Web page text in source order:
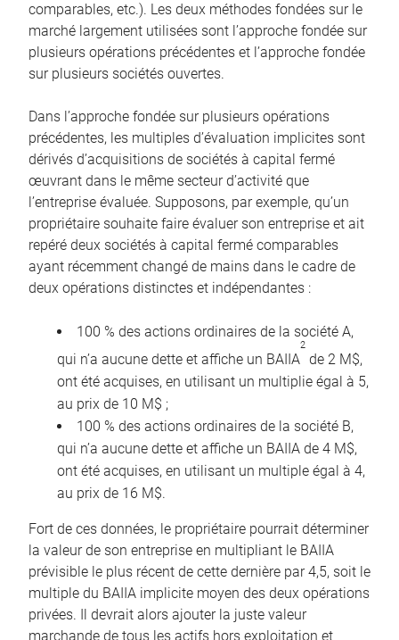
comparables, etc.). Les deux méthodes fondées sur le
marché largement utilisées sont l’approche fondée sur
plusieurs opérations précédentes et l’approche fondée
sur plusieurs sociétés ouvertes.
Dans l’approche fondée sur plusieurs opérations
précédentes, les multiples d’évaluation implicites sont
dérivés d’acquisitions de sociétés à capital fermé
œuvrant dans le même secteur d’activité que
l’entreprise évaluée. Supposons, par exemple, qu’un
propriétaire souhaite faire évaluer son entreprise et ait
repéré deux sociétés à capital fermé comparables
ayant récemment changé de mains dans le cadre de
deux opérations distinctes et indépendantes :
100 % des actions ordinaires de la société A,
qui n’a aucune dette et affiche un BAIIA
2
de 2 M$,
ont été acquises, en utilisant un multiplie égal à 5,
au prix de 10 M$ ;
100 % des actions ordinaires de la société B,
qui n’a aucune dette et affiche un BAIIA de 4 M$,
ont été acquises, en utilisant un multiple égal à 4,
au prix de 16 M$.
Fort de ces données, le propriétaire pourrait déterminer
la valeur de son entreprise en multipliant le BAIIA
prévisible le plus récent de cette dernière par 4,5, soit le
multiple du BAIIA implicite moyen des deux opérations
privées. Il devrait alors ajouter la juste valeur
marchande de tous les actifs hors exploitation et